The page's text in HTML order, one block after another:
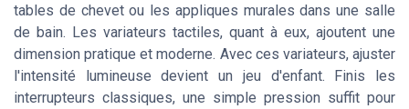
tables de chevet ou les appliques murales dans une salle
de bain. Les variateurs tactiles, quant à eux, ajoutent une
dimension pratique et moderne. Avec ces variateurs, ajuster
l'intensité lumineuse devient un jeu d'enfant. Finis les
interrupteurs classiques, une simple pression suffit pour